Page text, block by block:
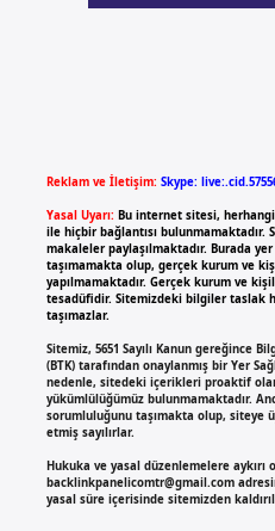
Reklam ve İletişim: Skype:
Yasal Uyarı: Bu internet sitesi,
ile hiçbir bağlantısı bulunmamaktadır.
makaleler paylaşılmaktadır. Burada
taşımamakta olup, gerçek kurum ve
yapılmamaktadır. Gerçek kurum ve
tesadüfidir. Sitemizdeki bilgiler taslak
taşımazlar.
Sitemiz, 5651 Sayılı Kanun gereğince
(BTK) tarafından onaylanmış bir Yer
nedenle, sitedeki içerikleri proaktif
yükümlülüğümüz bulunmamaktadır.
sorumluluğunu taşımakta olup, siteye
etmiş sayılırlar.
Hukuka ve yasal düzenlemelere
backlinkpanelicomtr@gmail.com
yasal süre içerisinde sitemizden